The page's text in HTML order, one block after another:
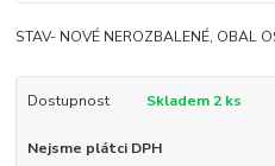
STAV- NOVÉ NEROZBALENÉ, OBAL
Dostupnost Skladem 2 ks
Nejsme plátci DPH